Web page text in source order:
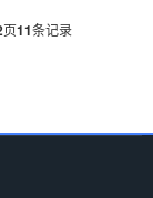
页11条记录